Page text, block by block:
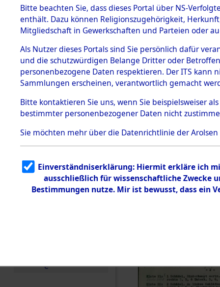
BESTÄNDE
1.
mente
5. Verschiedenes
5.3
Todesmärsche
5.3.1 Alliierte
Erhebungen
zu
Todesmärsch
en
5.3.2
g
5.3.3
Todesmärsch
e
Landkreis
und
Bitte beachten Sie, dass dieses Portal über NS-
enthält. Dazu können Religionszugehörigkeit,
Mitgliedschaft in Gewerkschaften und Parteien oder
Als Nutzer dieses Portals sind Sie persönlich dafür
und die schutzwürdigen Belange Dritter oder
personenbezogene Daten respektieren. Der ITS
Sammlungen erscheinen, verantwortlich gemacht
Bitte kontaktieren Sie uns, wenn Sie beispielsweiser
bestimmter personenbezogener Daten nicht
Sie möchten mehr über die Datenrichtlinie der Arolsen
Einverständniserklärung: Hiermit erkläre ich
ausschließlich für wissenschaftliche Zwecke
Bestimmungen nutze. Mir ist bewusst, dass ein